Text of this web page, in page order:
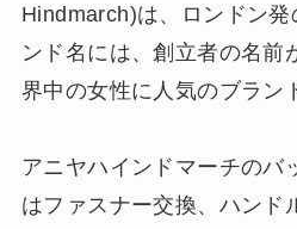
Hindmarch)は、ロンドン発
ンド名には、創立者の名前
界中の女性に人気のブラン
アニヤハインドマーチのバ
はファスナー交換、ハンド